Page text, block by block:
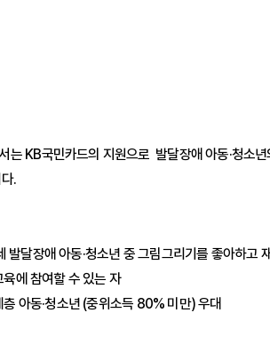
는 KB국민카드의 지원으로 발달장애 아동·청
.
달장애 아동·청소년 중 그림그리기를 좋아하고
에 참여할 수 있는 자
아동·청소년 (중위소득 80% 미만) 우대